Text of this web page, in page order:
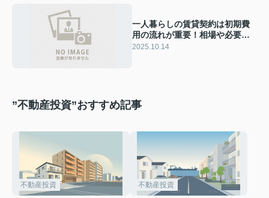
一人暮らしの賃貸契約は初期費
用の流れが重要！相場や必要な
金額もまとめて解説
2025.10.14
”不動産投資”おすすめ記事
不動産投資 不動産投資